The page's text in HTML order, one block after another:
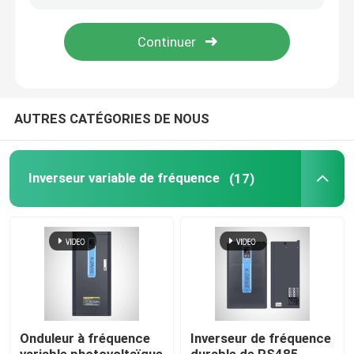
A propos de nous
Inverseur variable de fréquence
inverseur monophasé
Inverseur triphasé
AUTRES CATÉGORIES DE NOUS
Inverseur variable de fréquence (17)
Onduleur à fréquence
Inverseur de fréquence